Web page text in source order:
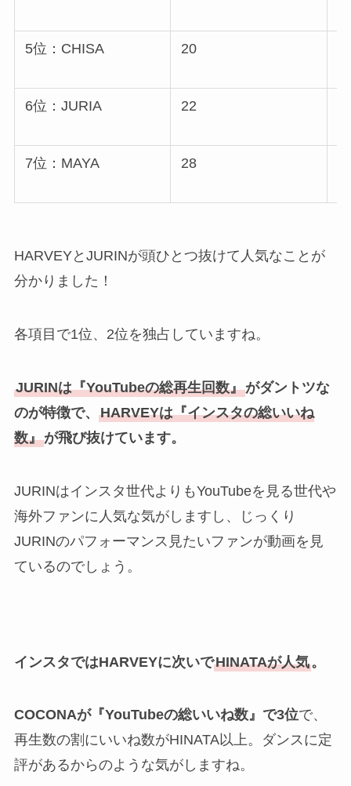
5位：CHISA 20
6位：JURIA 22
7位：MAYA 28
HARVEYとJURINが頭ひとつ抜けて人気なことが
分かりました！
各項目で1位、2位を独占していますね。
JURINは『YouTubeの総再生回数』がダントツな
のが特徴で、 HARVEYは『インスタの総いいね
数』が飛び抜けています。
JURINはインスタ世代よりもYouTubeを見る世代や
海外ファンに人気な気がしますし、じっくり
JURINのパフォーマンス見たいファンが動画を見
ているのでしょう。
インスタではHARVEYに次いでHINATAが人気。
COCONAが『YouTubeの総いいね数』で3位で、
再生数の割にいいね数がHINATA以上。ダンスに定
評があるからのような気がしますね。